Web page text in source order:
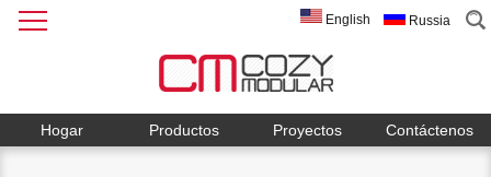
English Russia
Hogar Productos Proyectos Contáctenos